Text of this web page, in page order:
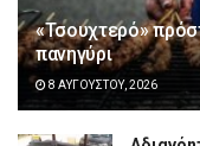
«Τσουχτερό»
πανηγύρι
8 ΑΥΓΟΎΣΤΟΥ, 2026